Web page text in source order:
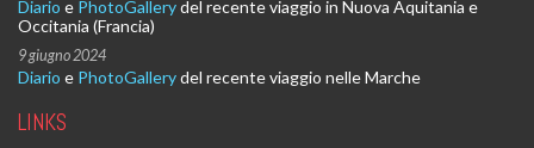
Diario e PhotoGallerydel recente viaggio in Nuova Aquitania e
Occitania (Francia)
9 giugno 2024
Diario e PhotoGallerydel recente viaggio nelle Marche
LINKS